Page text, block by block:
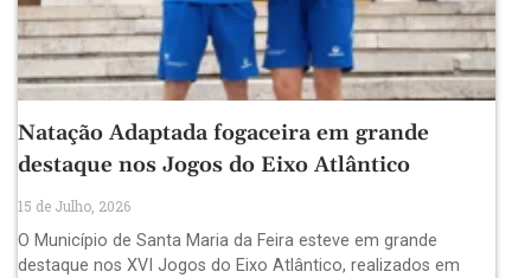
Natação Adaptada fogaceira em grande
destaque nos Jogos do Eixo Atlântico
15 de Julho, 2026
O Município de Santa Maria da Feira esteve em grande
destaque nos XVI Jogos do Eixo Atlântico, realizados em